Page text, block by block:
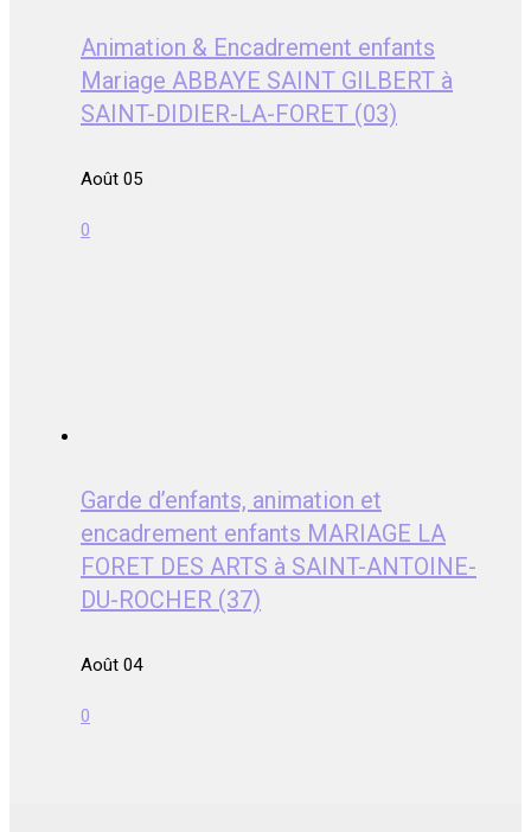
Animation & Encadrement enfants
Mariage ABBAYE SAINT GILBERT à
SAINT-DIDIER-LA-FORET (03)
Août 05
0
Garde d’enfants, animation et
encadrement enfants MARIAGE LA
FORET DES ARTS à SAINT-ANTOINE-
DU-ROCHER (37)
Août 04
0